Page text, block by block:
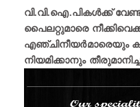
വി.വി.ഐ.പികള്‍ക്ക്
പൈലറ്റുമാരെ
എഞ്ചിനീയര്‍മാരെയും
നിയമിക്കാനും